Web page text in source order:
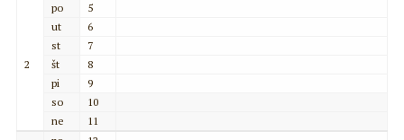
2
po
5
ut
6
st
7
št
8
pi
9
so
10
ne
11